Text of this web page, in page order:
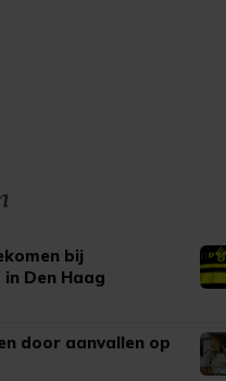
bij
Den Haag
door aanvallen op